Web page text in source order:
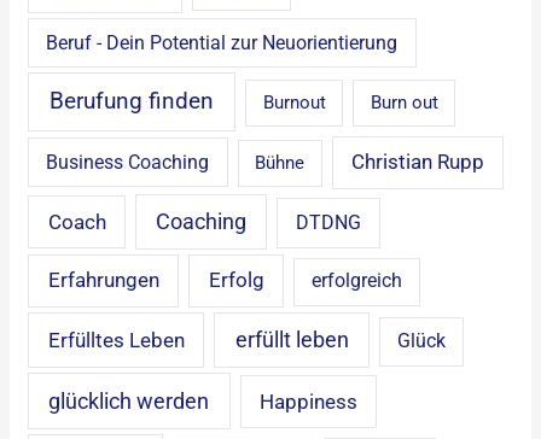
Beruf - Dein Potential zur Neuorientierung
Berufung finden Burnout Burn out
Business Coaching Bühne Christian Rupp
Coach Coaching DTDNG
Erfahrungen Erfolg erfolgreich
Erfülltes Leben erfüllt leben Glück
glücklich werden Happiness